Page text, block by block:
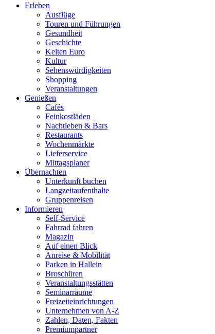
Erleben
Ausflüge
Touren und Führungen
Gesundheit
Geschichte
Kelten Euro
Kultur
Sehenswürdigkeiten
Shopping
Veranstaltungen
Genießen
Cafés
Feinkostläden
Nachtleben & Bars
Restaurants
Wochenmärkte
Lieferservice
Mittagsplaner
Übernachten
Unterkunft buchen
Langzeitaufenthalte
Gruppenreisen
Informieren
Self-Service
Fahrrad fahren
Magazin
Auf einen Blick
Anreise & Mobilität
Parken in Hallein
Broschüren
Veranstaltungsstätten
Seminarräume
Freizeiteinrichtungen
Unternehmen von A-Z
Zahlen, Daten, Fakten
Premiumpartner